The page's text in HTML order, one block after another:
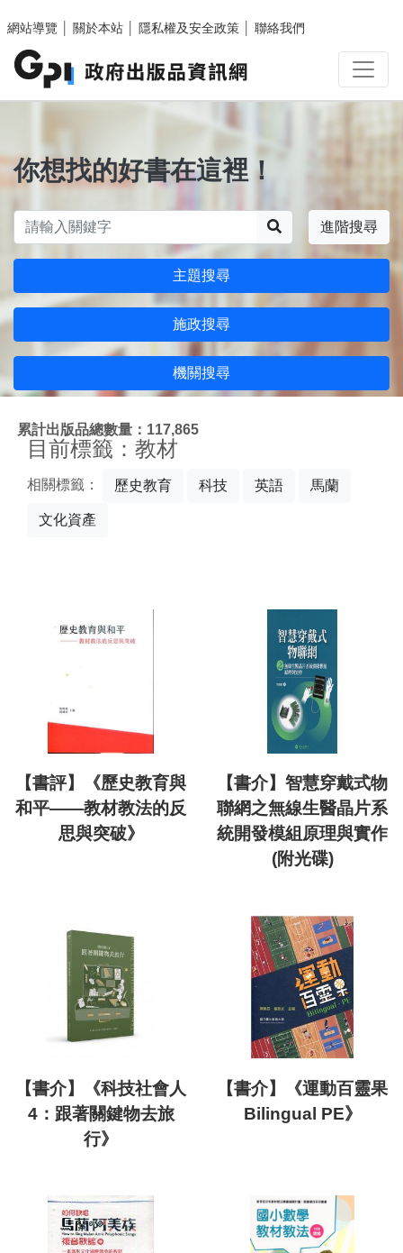
網站導覽
關於本站 隱私權及安全政策 聯絡我們
你想找的好書在這裡！
進階搜尋
主題搜尋
施政搜尋
機關搜尋
累計出版品總數量：117,865
目前標籤：教材
相關標籤： 歷史教育 科技 英語 馬蘭
文化資產
【書評】《歷史教育與
和平——教材教法的反
思與突破》
【書介】智慧穿戴式物
聯網之無線生醫晶片系
統開發模組原理與實作
(附光碟)
【書介】《科技社會人
4：跟著關鍵物去旅
行》
【書介】《運動百靈果
Bilingual PE》